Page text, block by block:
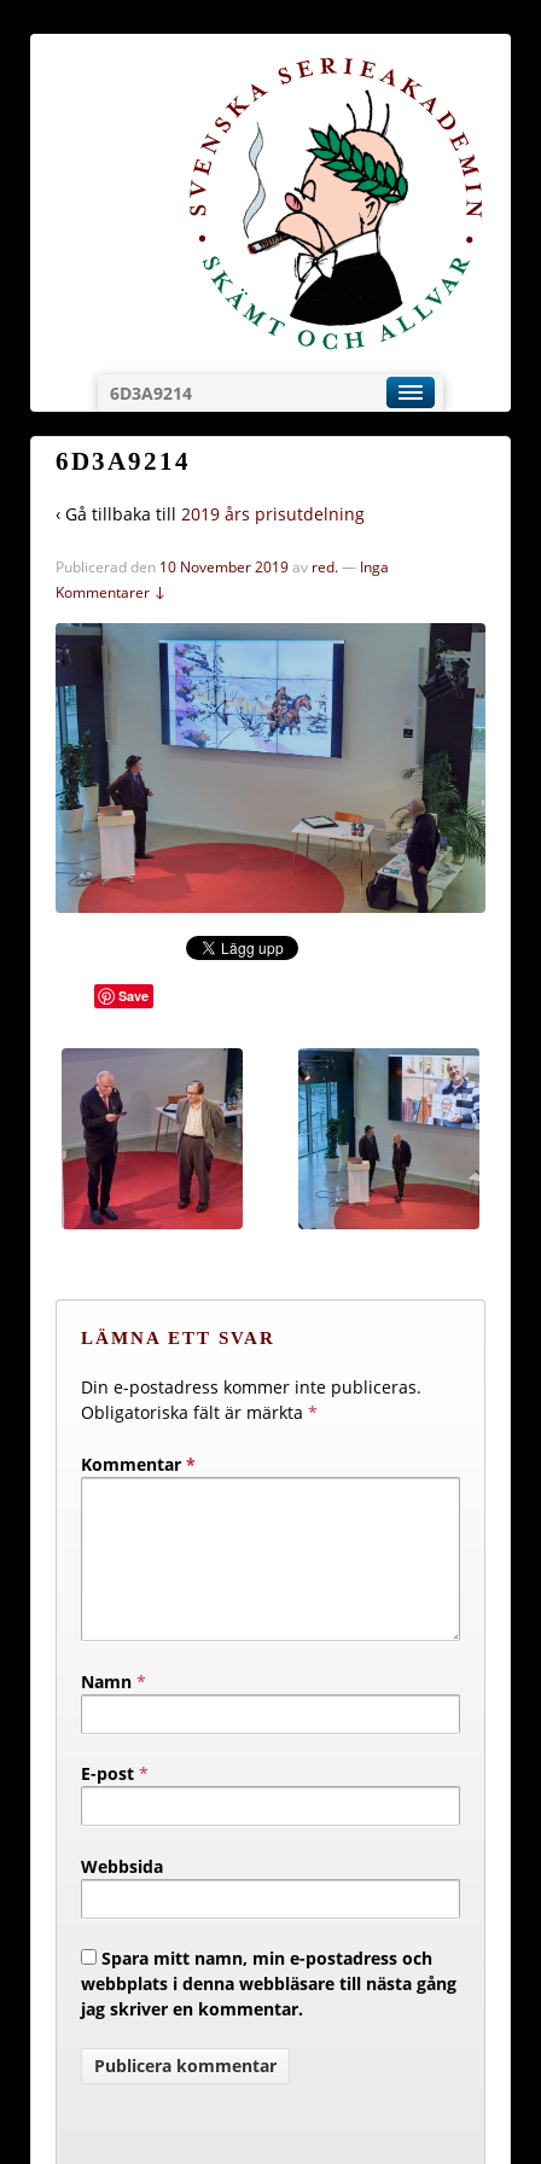
6D3A9214
6D3A9214
‹ Gå tillbaka till 2019 års prisutdelning
Publicerad den 10 November 2019av red.— Inga
Kommentarer ↓
Save
LÄMNA ETT SVAR
Din e-postadress kommer inte publiceras.
Obligatoriska fält är märkta *
Kommentar *
Namn *
E-post *
Webbsida
Spara mitt namn, min e-postadress och
webbplats i denna webbläsare till nästa gång
jag skriver en kommentar.